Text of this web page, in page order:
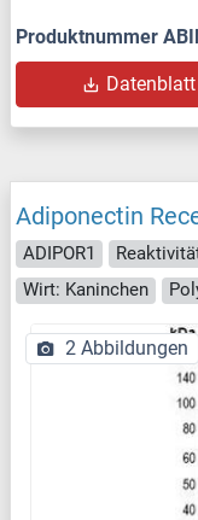
Produktnummer
Datenblatt
Adiponectin
ADIPOR1
Wirt: Kaninchen
2 Abbildungen